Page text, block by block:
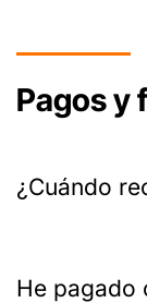
Pagos y
¿Cuándo
He pagado